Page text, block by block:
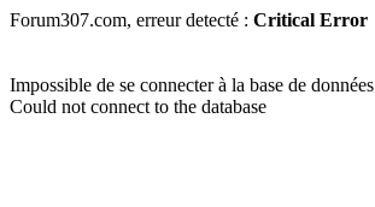
Forum307.com, erreur detecté : Critical Error
Impossible de se connecter à la base de données
Could not connect to the database